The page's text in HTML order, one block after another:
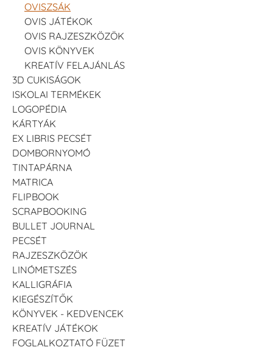
OVISZSÁK
OVIS JÁTÉKOK
OVIS RAJZESZKÖZÖK
OVIS KÖNYVEK
KREATÍV FELAJÁNLÁS
3D CUKISÁGOK
ISKOLAI TERMÉKEK
LOGOPÉDIA
KÁRTYÁK
EX LIBRIS PECSÉT
DOMBORNYOMÓ
TINTAPÁRNA
MATRICA
FLIPBOOK
SCRAPBOOKING
BULLET JOURNAL
PECSÉT
RAJZESZKÖZÖK
LINÓMETSZÉS
KALLIGRÁFIA
KIEGÉSZÍTŐK
KÖNYVEK - KEDVENCEK
KREATÍV JÁTÉKOK
FOGLALKOZTATÓ FÜZET